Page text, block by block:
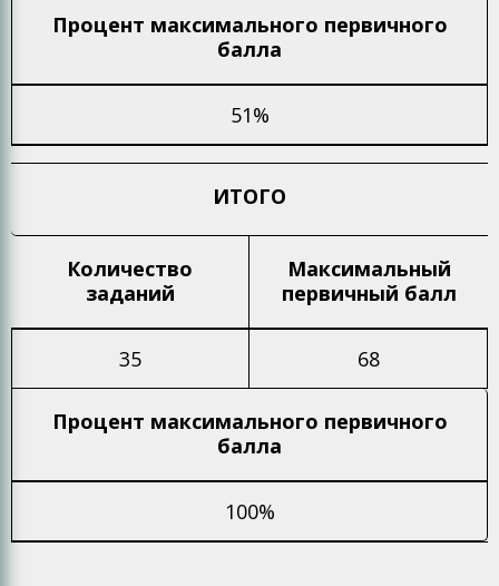
Процент максимального первичного
балла
51%
ИТОГО
Количество
заданий
Максимальный
первичный балл
35 68
Процент максимального первичного
балла
100%